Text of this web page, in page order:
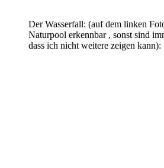
Der Wasserfall: (auf dem linken
Naturpool erkennbar , sonst sind
dass ich nicht weitere zeigen kann):